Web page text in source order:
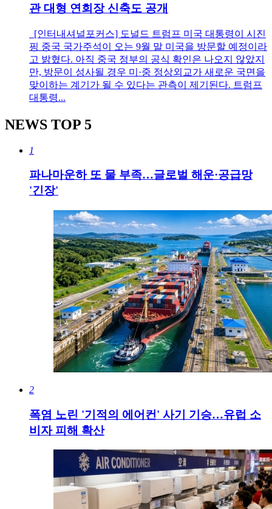
관 대형 연회장 신축도 공개
[인터내셔널포커스] 도널드 트럼프 미국 대통령이 시진
핑 중국 국가주석이 오는 9월 말 미국을 방문할 예정이라
고 밝혔다. 아직 중국 정부의 공식 확인은 나오지 않았지
만, 방문이 성사될 경우 미·중 정상외교가 새로운 국면을
맞이하는 계기가 될 수 있다는 관측이 제기된다. 트럼프
대통령...
NEWS TOP 5
1
파나마운하 또 물 부족…글로벌 해운·공급망
'긴장'
2
폭염 노린 '기적의 에어컨' 사기 기승…유럽 소
비자 피해 확산